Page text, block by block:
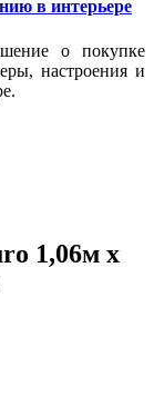
в интерьере
о покупке
настроения и
1,06м х